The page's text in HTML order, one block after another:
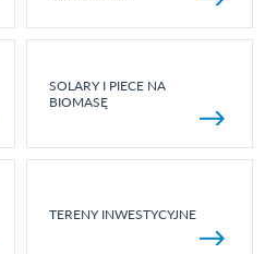
SOLARY I PIECE NA
BIOMASĘ
TERENY INWESTYCYJNE